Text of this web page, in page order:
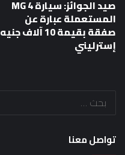
صيد الجوائز: سيارة MG 4
المستعملة عبارة عن
صفقة بقيمة 10 آلاف جنيه
إسترليني
تواصل معنا